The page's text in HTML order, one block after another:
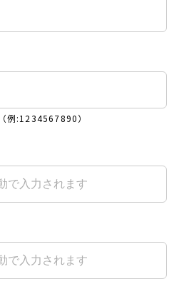
店舗へのお問い合わせ
店舗を探す
例:1234567890）